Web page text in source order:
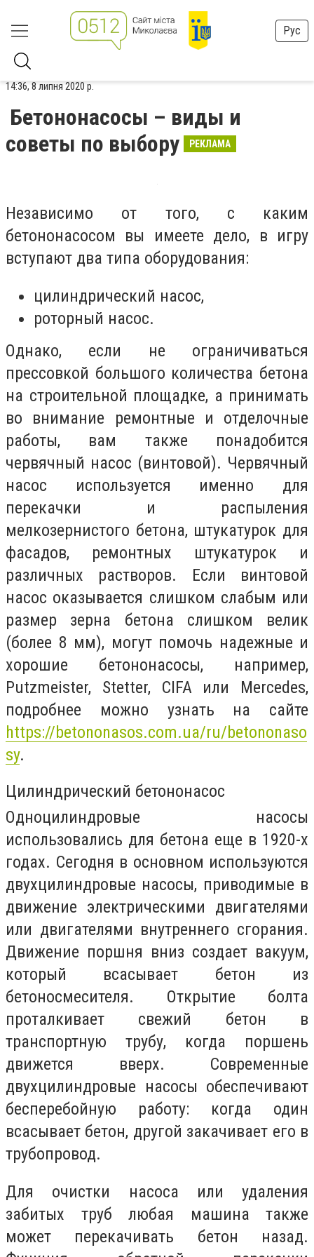
Рус
14:36, 8 липня 2020 р.
Бетононасосы – виды и
советы по выбору
РЕКЛАМА
Независимо от того, с каким
бетононасосом вы имеете дело, в игру
вступают два типа оборудования:
цилиндрический насос,
роторный насос.
Однако, если не ограничиваться
прессовкой большого количества бетона
на строительной площадке, а принимать
во внимание ремонтные и отделочные
работы, вам также понадобится
червячный насос (винтовой). Червячный
насос используется именно для
перекачки и распыления
мелкозернистого бетона, штукатурок для
фасадов, ремонтных штукатурок и
различных растворов. Если винтовой
насос оказывается слишком слабым или
размер зерна бетона слишком велик
(более 8 мм), могут помочь надежные и
хорошие бетононасосы, например,
Putzmeister, Stetter, CIFA или Mercedes,
подробнее можно узнать на сайте
https://betononasos.com.ua/ru/betononaso
sy.
Цилиндрический бетононасос
Одноцилиндровые насосы
использовались для бетона еще в 1920-х
годах. Сегодня в основном используются
двухцилиндровые насосы, приводимые в
движение электрическими двигателями
или двигателями внутреннего сгорания.
Движение поршня вниз создает вакуум,
который всасывает бетон из
бетоносмесителя. Открытие болта
проталкивает свежий бетон в
транспортную трубу, когда поршень
движется вверх. Современные
двухцилиндровые насосы обеспечивают
бесперебойную работу: когда один
всасывает бетон, другой закачивает его в
трубопровод.
Для очистки насоса или удаления
забитых труб любая машина также
может перекачивать бетон назад.